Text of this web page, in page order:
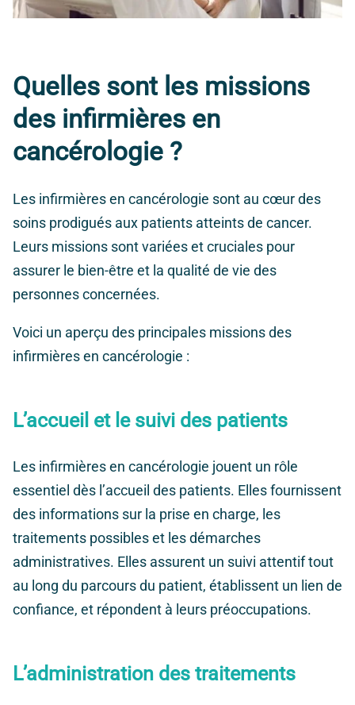
Quelles sont les missions
des infirmières en
cancérologie ?
Les infirmières en cancérologie sont au cœur des
soins prodigués aux patients atteints de cancer.
Leurs missions sont variées et cruciales pour
assurer le bien-être et la qualité de vie des
personnes concernées.
Voici un aperçu des principales missions des
infirmières en cancérologie :
L’accueil et le suivi des patients
Les infirmières en cancérologie jouent un rôle
essentiel dès l’accueil des patients. Elles fournissent
des informations sur la prise en charge, les
traitements possibles et les démarches
administratives. Elles assurent un suivi attentif tout
au long du parcours du patient, établissent un lien de
confiance, et répondent à leurs préoccupations.
L’administration des traitements